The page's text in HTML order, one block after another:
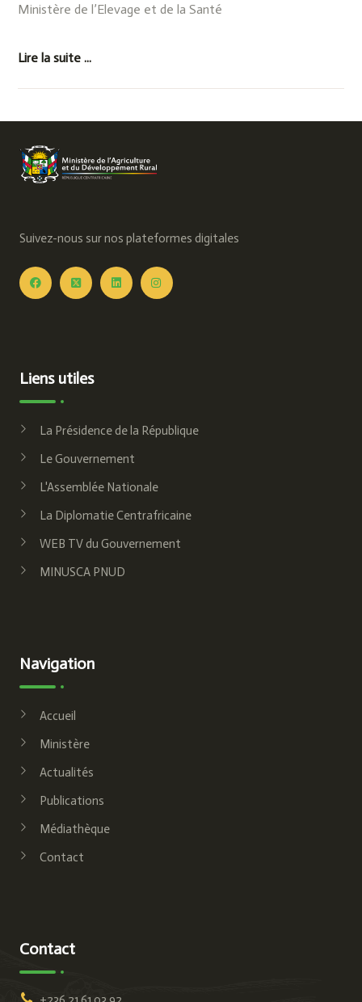
Ministère de l’Elevage et de la Santé
Lire la suite ...
Suivez-nous sur nos plateformes digitales
Liens utiles
La Présidence de la République
Le Gouvernement
L'Assemblée Nationale
La Diplomatie Centrafricaine
WEB TV du Gouvernement
MINUSCA PNUD
Navigation
Accueil
Ministère
Actualités
Publications
Médiathèque
Contact
Contact